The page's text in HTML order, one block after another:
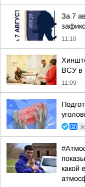
За 7
11:10
ВСУ в
11:09
какой